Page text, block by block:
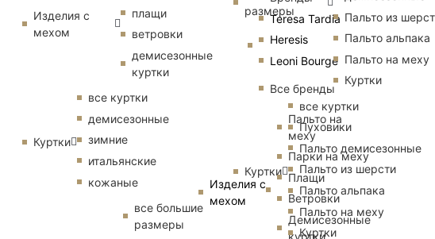
Teresa Tardia
Heresis
Leoni Bourge
Все бренды
Изделия с
мехом
Пальто на
меху
Парки на меху
Плащи
Ветровки
Демисезонные
куртки
Изделия с
мехом
плащи
ветровки
демисезонные
куртки
Куртки
все куртки
демисезонные
зимние
итальянские
кожаные
все большие
размеры
размеры
Пальто из
Пальто альпака
Пальто на меху
Куртки
Куртки
все куртки
Пуховики
Пальто демисезонные
Пальто из шерсти
Пальто альпака
Пальто на меху
Куртки